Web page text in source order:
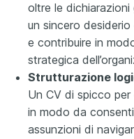
oltre le
un sincero desiderio
e contribuire in
strategica
Strutturazione
Un CV di spicco
in modo da
assunzioni di